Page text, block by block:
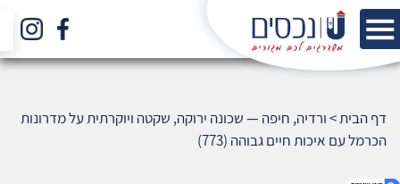
דף הבית>ורדיה, חיפה — שכונה ירוקה, שקטה ויוקרתית על מדרונות
הכרמל עם איכות חיים גבוהה (773)